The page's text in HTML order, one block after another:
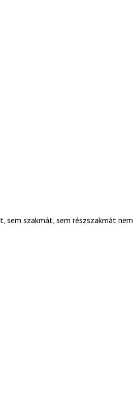
sem szakmát, sem részszakmát nem